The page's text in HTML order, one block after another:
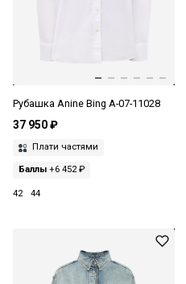
Рубашка Anine Bing A-07-11028
37 950 ₽
Плати частями
Баллы+6 452 ₽
42 44